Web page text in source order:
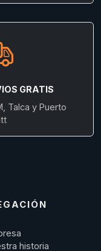
GRATIS
Talca y Puerto
historia